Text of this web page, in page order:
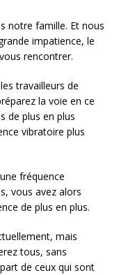
notre famille. Et nous
impatience, le
rencontrer.
travailleurs de
la voie en ce
de plus en plus
vibratoire plus
fréquence
vous avez alors
de plus en plus.
mais
tous, sans
de ceux qui sont